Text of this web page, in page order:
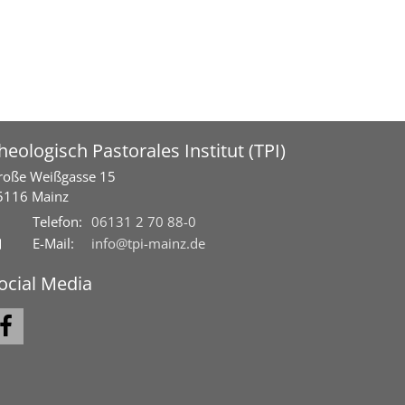
Pastorales Institut (TPI)
Weißgasse 15
Mainz
Telefon: 06131 2 70 88-0
E-Mail:
info@tpi-mainz.de
Media